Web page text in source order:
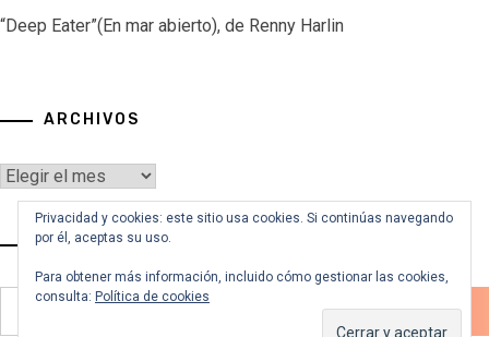
“Deep Eater”(En mar abierto), de Renny Harlin
ARCHIVOS
Archivos
VOY A BUSCAR…
Buscar:
Privacidad y cookies: este sitio usa cookies. Si continúas navegando
por él, aceptas su uso.
Para obtener más información, incluido cómo gestionar las cookies,
consulta: Política de cookies